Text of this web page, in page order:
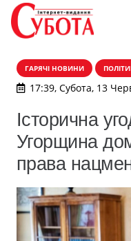
ГАРЯЧІ НОВИНИ
17:39, Субота, 13
Історична
Угорщина
права